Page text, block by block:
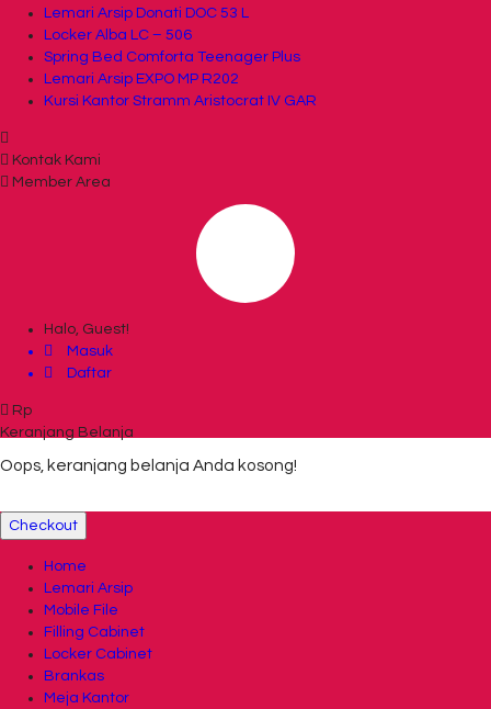
Lemari Arsip Donati DOC 53 L
Locker Alba LC – 506
Spring Bed Comforta Teenager Plus
Lemari Arsip EXPO MP R202
Kursi Kantor Stramm Aristocrat IV GAR
Kontak Kami
Member Area
Halo, Guest!
Masuk
Daftar
Rp
Keranjang Belanja
Oops, keranjang belanja Anda kosong!
Checkout
Home
Lemari Arsip
Mobile File
Filling Cabinet
Locker Cabinet
Brankas
Meja Kantor